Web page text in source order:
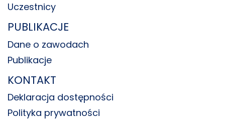
Uczestnicy
PUBLIKACJE
Dane o zawodach
Publikacje
KONTAKT
Deklaracja dostępności
Polityka prywatności